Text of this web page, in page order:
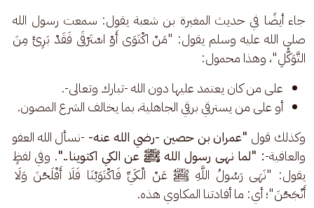
جاء أيضًا في حديث المغيرة بن شعبة يقول: سمعت رسول الله
صلى الله عليه وسلم يقول: "مَنْ اكْتَوَى أَوْ اسْتَرْقَى فَقَدْ بَرِئَ مِنَ
التَّوَكُّلِ"، وهذا محمول:
على من كان يعتمد عليها دون الله -تبارك وتعالى-.
أو على من يسترقي برقي الجاهلية، بما يخالف الشرع المصون.
وكذلك قول "عمران بن حصين -رضي الله عنه- -نسأل الله العفو
والعافية-: "لما نهى رسول الله ﷺ عن الكي اكتوينا..". وفي لفظٍ
يقول: "نَهَى رَسُولُ اللَّهِ ﷺ عَنْ الْكَيِّ فَاكْتَوَيْنَا فَلَا أَفْلَحْنَ وَلَا
أَنْجَحْنَ"؛ أي: ما أفادتنا المكاوي هذه.